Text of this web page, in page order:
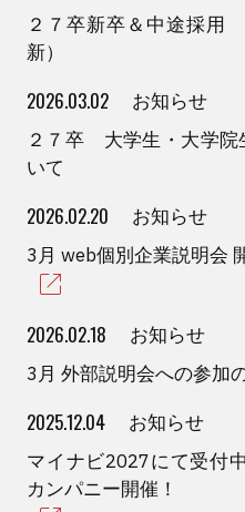
２７卒新卒＆中途採用
新）
2026.03.02
お知らせ
２７卒 大学生・大学院
いて
2026.02.20
お知らせ
3月 web個別企業説明会
2026.02.18
お知らせ
3月 外部説明会への参加
2025.12.04
お知らせ
マイナビ2027にて受付
カンパニー開催！